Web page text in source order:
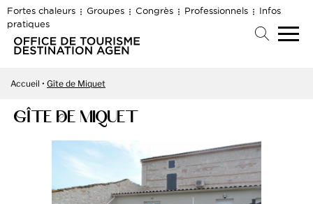
Fortes chaleurs Groupes Congrès Professionnels
Infos
pratiques
Accueil Gîte de Miquet
GÎTE DE MIQUET